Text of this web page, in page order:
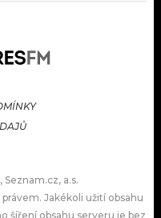
a.s.
Jakékoli užití obsahu
šíření obsahu serveru je bez